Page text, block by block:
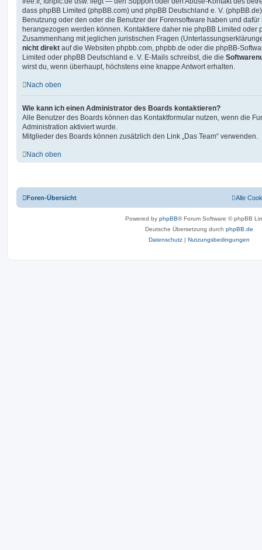
dass phpBB Limited (phpBB.com) und phpBB Deutschland e. V.
Benutzung oder den oder die Benutzer der Forensoftware haben und
herangezogen werden können. Kontaktiere daher nie phpBB Limited oder
Zusammenhang mit jeglichen juristischen Fragen
nicht direkt auf die Websiten phpbb.com, phpbb.de oder die phpBB-
Limited oder phpBB Deutschland e. V. E-Mails schreibst, die die
wirst du, wenn überhaupt, höchstens eine knappe Antwort erhalten.
Nach oben
Wie kann ich einen Administrator des Boards kontaktieren?
Alle Benutzer des Boards können das Kontaktformular nutzen, wenn die
Administration aktiviert wurde.
Mitglieder des Boards können zusätzlich den Link „Das Team“ verwenden.
Nach oben
Foren-Übersicht Alle
Powered by phpBB® Forum Software © phpBB
Deutsche Übersetzung durch phpBB.de
Datenschutz | Nutzungsbedingungen